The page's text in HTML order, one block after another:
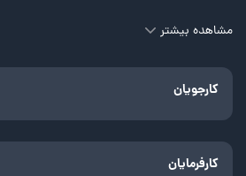
مشاهده بیشتر
کارجویان
کارفرمایان